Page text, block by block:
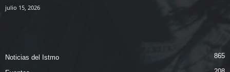
julio 15, 2026
Noticias del Istmo 865